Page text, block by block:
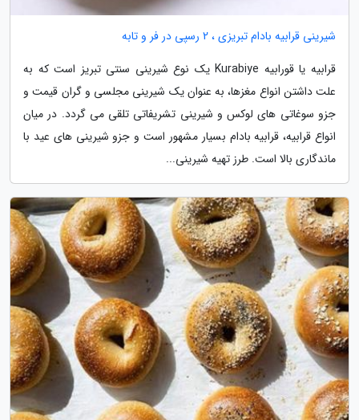
شیرینی قرابیه بادام تبریزی ، 2 رسپی در فر و تابه
قرابیه یا قورابیه Kurabiye یک نوع شیرینی سنتی تبریز است که به
علت داشتن انواع مغزها، به عنوان یک شیرینی مجلسی و گران قیمت و
جزو سوغاتی های لوکس و شیرینی تشریفاتی تلقی می گردد. در میان
انواع قرابیه، قرابیه بادام بسیار مشهور است و جزو شیرینی های عید با
ماندگاری بالا است. طرز تهیه شیرینی...